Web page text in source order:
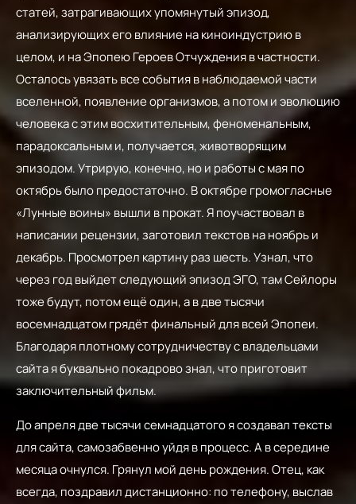
статей, затрагивающих упомянутый эпизод,
анализирующих его влияние на киноиндустрию в
целом, и на Эпопею Героев Отчуждения в частности.
Осталось увязать все события в наблюдаемой части
вселенной, появление организмов, а потом и эволюцию
человека с этим восхитительным, феноменальным,
парадоксальным и, получается, животворящим
эпизодом. Утрирую, конечно, но и работы с мая по
октябрь было предостаточно. В октябре громогласные
«Лунные воины» вышли в прокат. Я поучаствовал в
написании рецензии, заготовил текстов на ноябрь и
декабрь. Просмотрел картину раз шесть. Узнал, что
через год выйдет следующий эпизод ЭГО, там Сейлоры
тоже будут, потом ещё один, а в две тысячи
восемнадцатом грядёт финальный для всей Эпопеи.
Благодаря плотному сотрудничеству с владельцами
сайта я буквально покадрово знал, что приготовит
заключительный фильм.
До апреля две тысячи семнадцатого я создавал тексты
для сайта, самозабвенно уйдя в процесс. А в середине
месяца очнулся. Грянул мой день рождения. Отец, как
всегда, поздравил дистанционно: по телефону, выслав